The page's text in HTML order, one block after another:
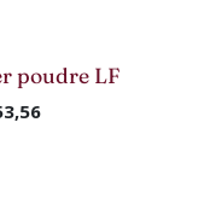
!poudre LF